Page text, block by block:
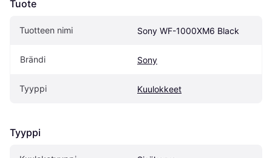
Tuote
Tuotteen nimi Sony WF-1000XM6 Black
Brändi Sony
Tyyppi Kuulokkeet
Tyyppi